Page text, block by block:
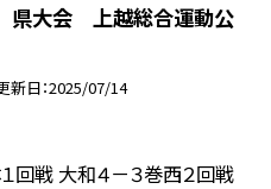
大会 上越総合運動公
新日 2025/07/14
回戦 大和４－３巻西２回戦